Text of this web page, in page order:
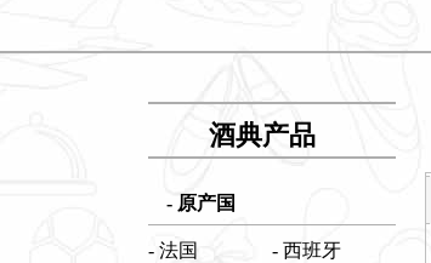
酒典产品
- 原产国
- 法国
- 西班牙